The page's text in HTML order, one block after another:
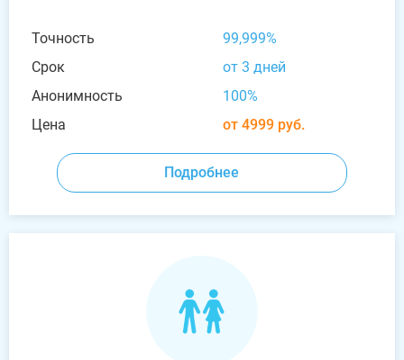
Точность
99,999%
Срок
от 3 дней
Анонимность
100%
Цена
от 4999 руб.
Подробнее